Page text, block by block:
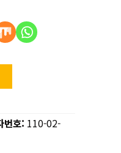
번호: 110-02-